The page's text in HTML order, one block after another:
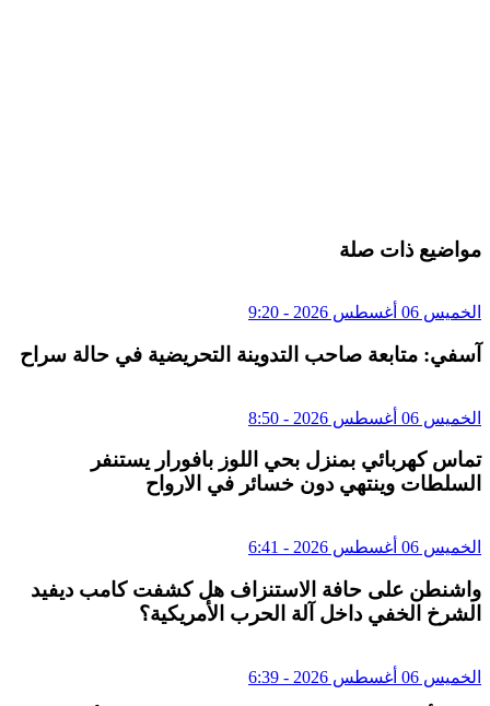
مواضيع ذات صلة
الخميس 06 أغسطس 2026 - 9:20
آسفي: متابعة صاحب التدوينة التحريضية في حالة سراح
الخميس 06 أغسطس 2026 - 8:50
تماس كهربائي بمنزل بحي اللوز بافورار يستنفر
السلطات وينتهي دون خسائر في الارواح
الخميس 06 أغسطس 2026 - 6:41
واشنطن على حافة الاستنزاف هل كشفت كامب ديفيد
الشرخ الخفي داخل آلة الحرب الأمريكية؟
الخميس 06 أغسطس 2026 - 6:39